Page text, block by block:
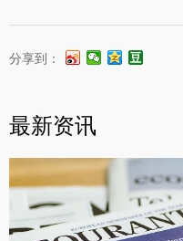
最新资讯
分享到：